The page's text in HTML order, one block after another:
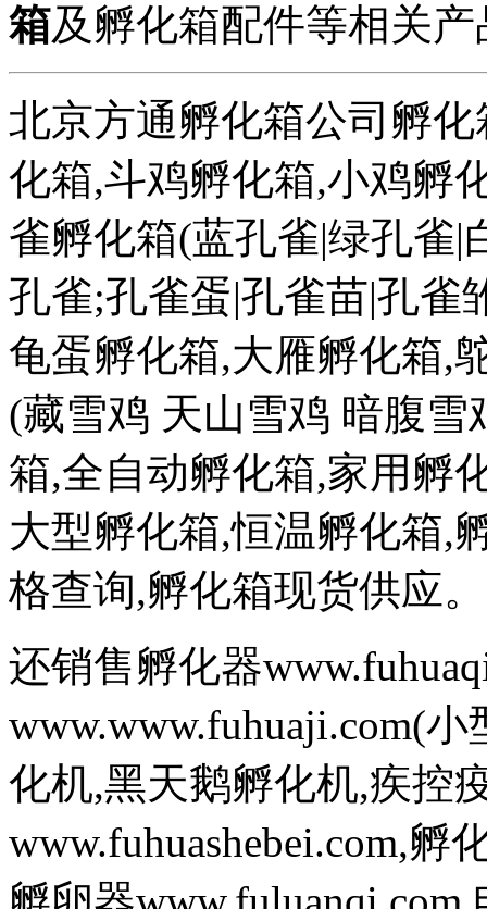
箱及孵化箱配件等相关产
北京方通孵化箱公司孵
化箱,斗鸡孵化箱,小鸡孵
雀孵化箱(蓝孔雀|绿孔雀|
孔雀;孔雀蛋|孔雀苗|孔雀
龟蛋孵化箱,大雁孵化箱,
(藏雪鸡 天山雪鸡 暗腹
箱,全自动孵化箱,家用孵
大型孵化箱,恒温孵化箱,
格查询,孵化箱现货供应。
还销售孵化器
www.www.fuhuaji.com(
化机,黑天鹅孵化机,疾控
www.fuhuashebei.com,孵